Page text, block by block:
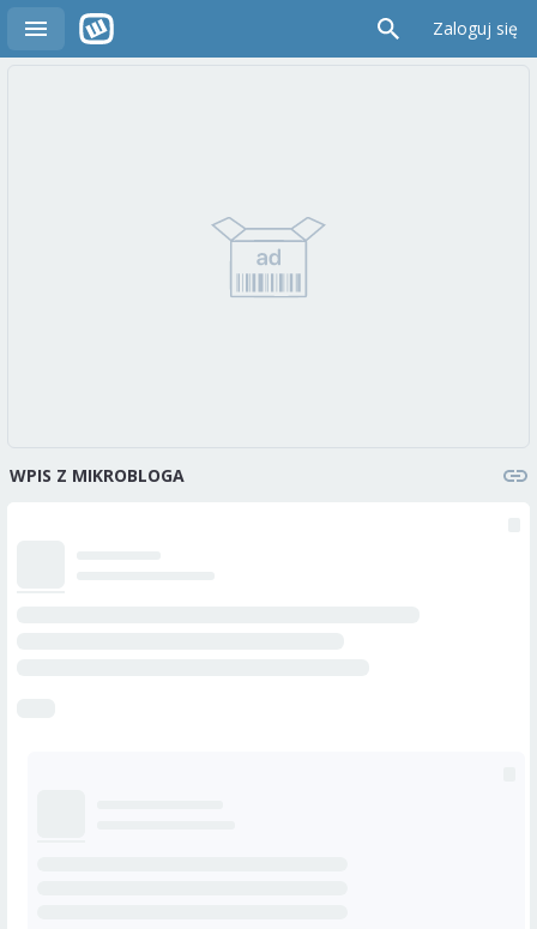
Zaloguj się
WPIS Z MIKROBLOGA